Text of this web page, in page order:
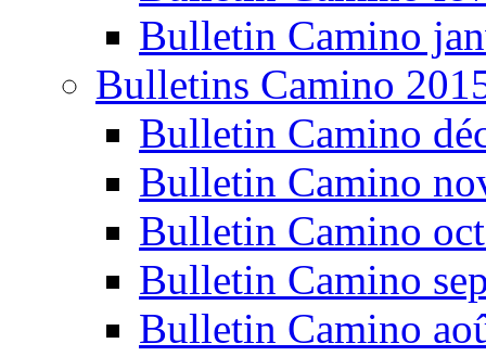
Bulletin Camino
Bulletins Camino
Bulletin Camino
Bulletin Camino
Bulletin Camino
Bulletin Camino
Bulletin Camino